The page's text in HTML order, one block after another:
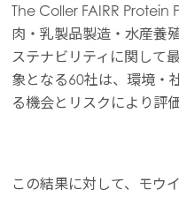
The Coller FAIRR
肉・乳製品製造・水産養
ステナビリティに関して
象となる60社は、環境・
る機会とリスクにより評
この結果に対して、モウ